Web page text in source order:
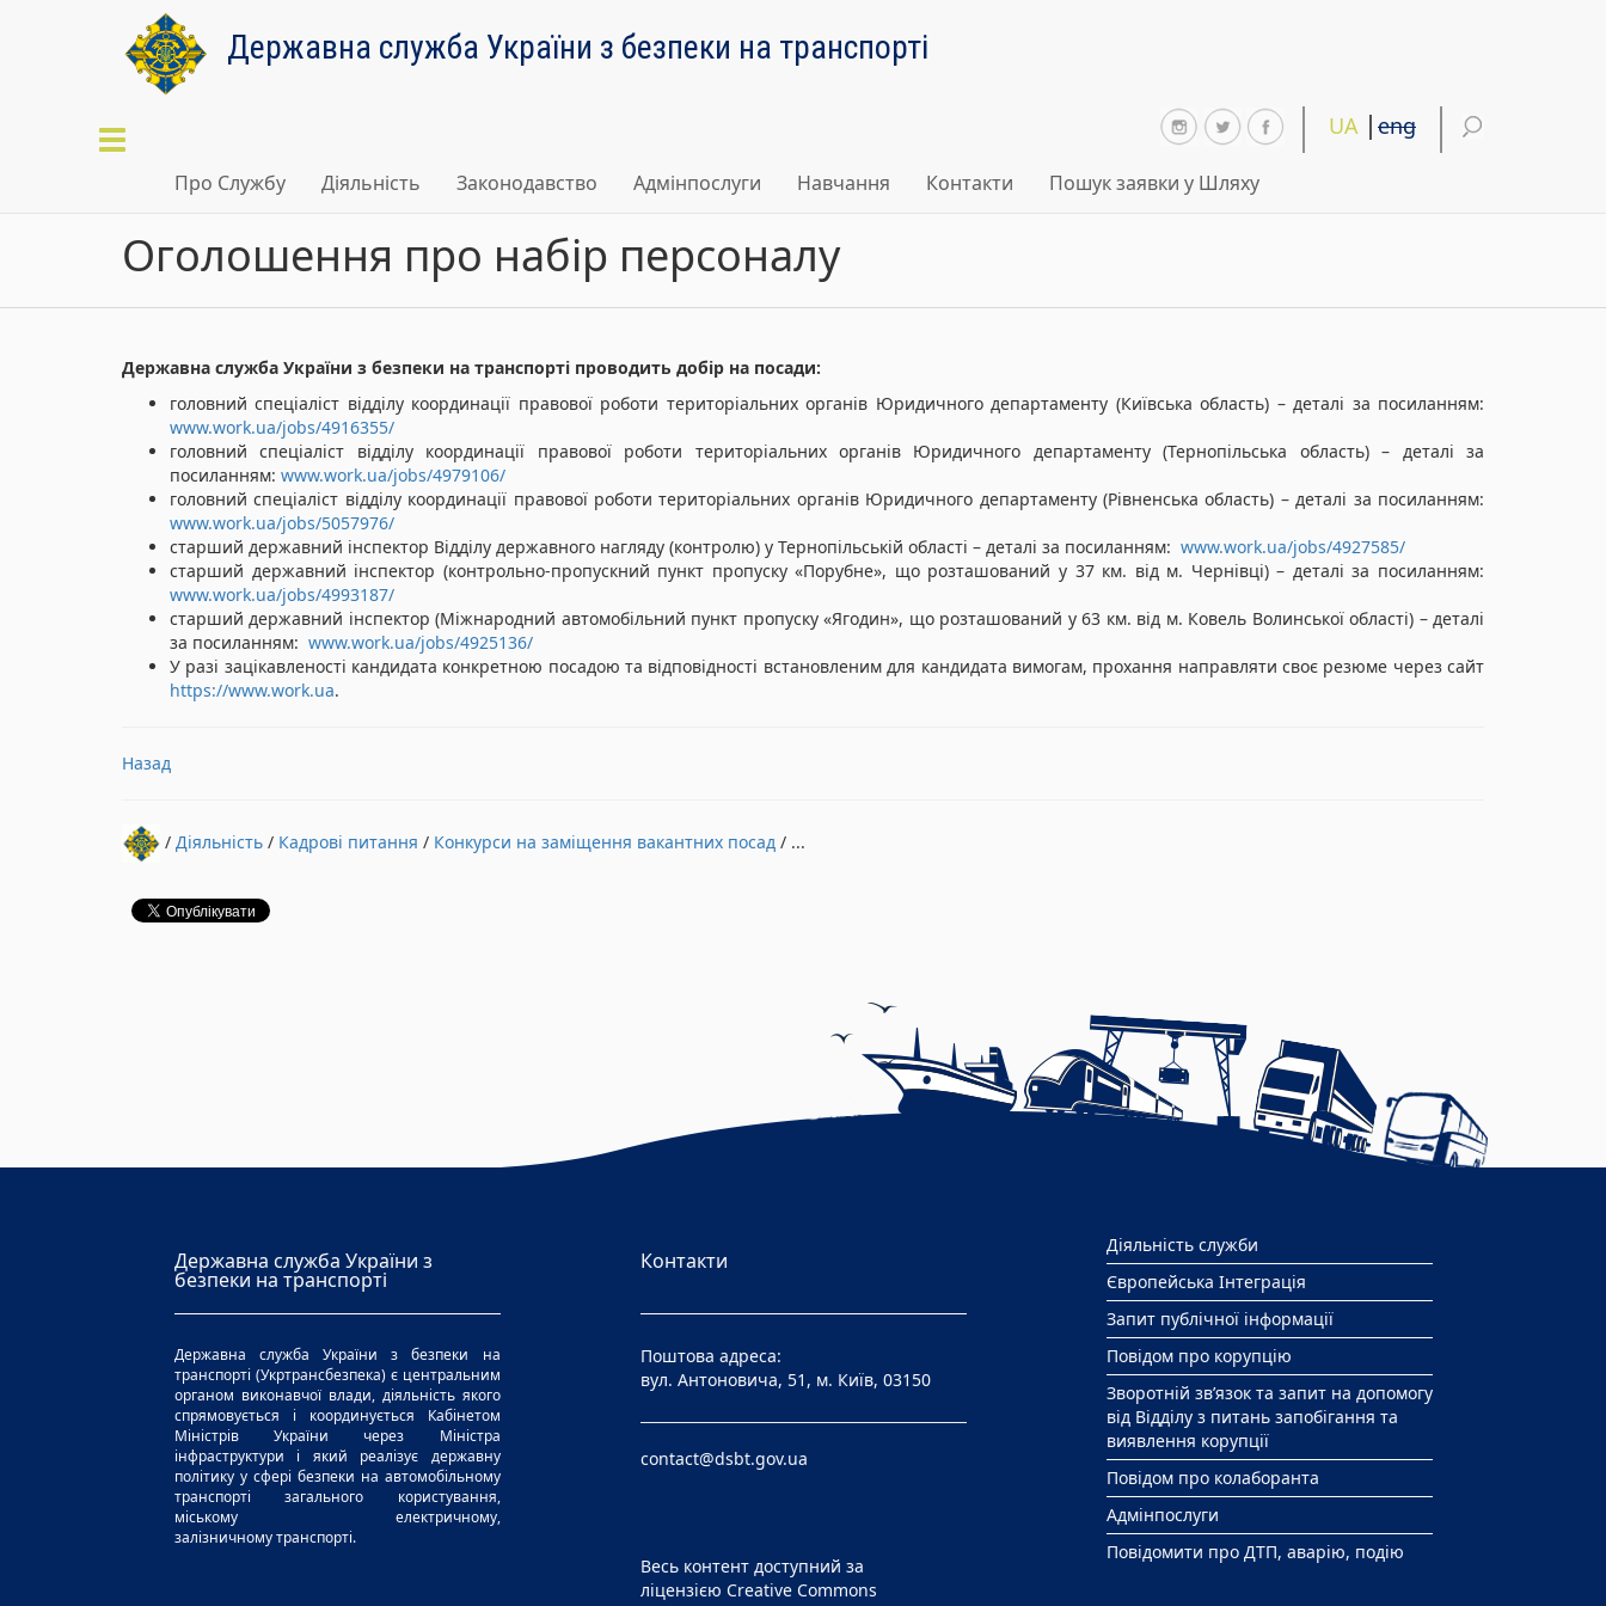
Державна служба України з безпеки на транспорті
UA eng
Toggle
Про Службу Діяльність Законодавство Адмінпослуги Навчання Контакти Пошук заявки у Шляху
Оголошення про набір персоналу
Державна служба України з безпеки на транспорті проводить добір на посади:
головний спеціаліст відділу координації правової роботи територіальних органів Юридичного департаменту (Київська область) – деталі за посиланням:
www.work.ua/jobs/4916355/
головний спеціаліст відділу координації правової роботи територіальних органів Юридичного департаменту (Тернопільська область) – деталі за
посиланням: www.work.ua/jobs/4979106/
головний спеціаліст відділу координації правової роботи територіальних органів Юридичного департаменту (Рівненська область) – деталі за посиланням:
www.work.ua/jobs/5057976/
старший державний інспектор Відділу державного нагляду (контролю) у Тернопільській області – деталі за посиланням: www.work.ua/jobs/4927585/
старший державний інспектор (контрольно-пропускний пункт пропуску «Порубне», що розташований у 37 км. від м. Чернівці) – деталі за посиланням:
www.work.ua/jobs/4993187/
старший державний інспектор (Міжнародний автомобільний пункт пропуску «Ягодин», що розташований у 63 км. від м. Ковель Волинської області) – деталі
за посиланням: www.work.ua/jobs/4925136/
У разі зацікавленості кандидата конкретною посадою та відповідності встановленим для кандидата вимогам, прохання направляти своє резюме через сайт
https://www.work.ua.
Назад
/ Діяльність​ / Кадрові питання / Конкурси на заміщення вакантних посад / ...
Державна служба України з
безпеки на транспорті
Державна служба України з безпеки на
транспорті (Укртрансбезпека) є центральним
органом виконавчої влади, діяльність якого
спрямовується і координується Кабінетом
Міністрів України через Міністра
інфраструктури і який реалізує державну
політику у сфері безпеки на автомобільному
транспорті загального користування,
міському електричному,
залізничному транспорті.
Контакти
Поштова адреса:
вул. Антоновича, 51, м. Київ, 03150
contact@dsbt.gov.ua
Весь контент доступний за
ліцензією Creative Commons
Діяльність служби
Європейська Інтеграція
Запит публічної інформації
Повідом про корупцію
Зворотній зв’язок та запит на допомогу
від Відділу з питань запобігання та
виявлення корупції
Повідом про колаборанта
Адмінпослуги
Повідомити про ДТП, аварію, подію